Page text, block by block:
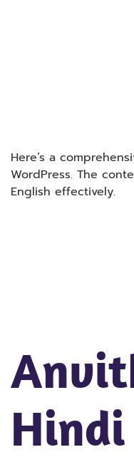
Here’s a
WordPress. The
English effectively.
Hindi